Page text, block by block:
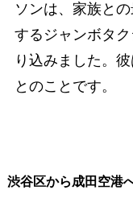
ソンは、家族と
するジャンボタ
り込みました。
とのことです。
渋谷区から成田空港